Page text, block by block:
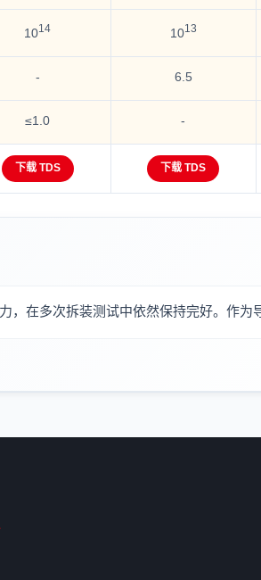
1014 1013
- 6.5
≤1.0 -
下载 TDS 下载 TDS
，在多次拆装测试中依然保持完好。作